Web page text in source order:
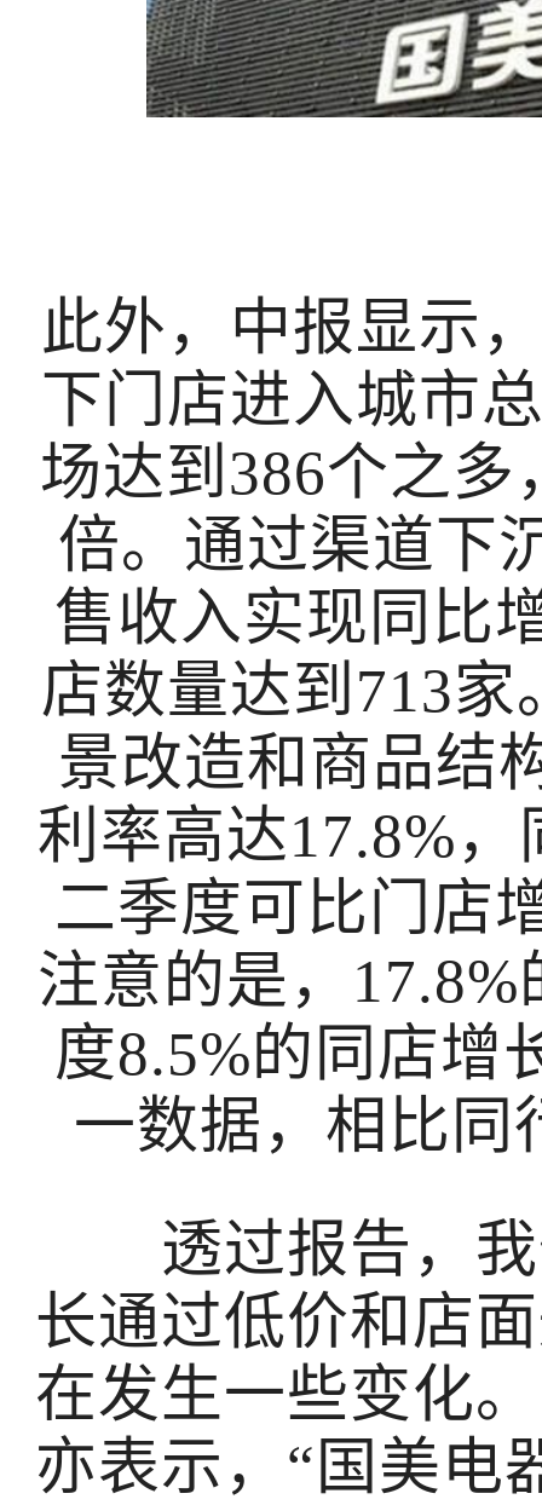
此外，中报显示
下门店进入城市
场达到386个之
倍。通过渠道下
售收入实现同比
店数量达到713
景改造和商品结
利率高达17.8%
二季度可比门店
注意的是，
度8.5%的同店增
一数据，相比同
透过报告，我
长通过低价和店
在发生一些变化
亦表示，“国美电